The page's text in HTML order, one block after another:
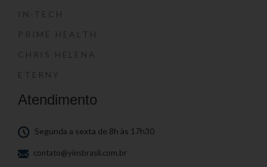
IN-TECH
PRIME HEALTH
CHRIS HELENA
ETERNY
Atendimento
Segunda a sexta de 8h às 17h30
contato@yinsbrasil.com.br